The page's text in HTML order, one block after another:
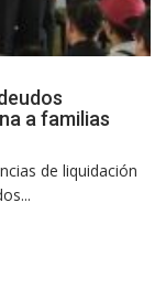
a familias
de liquidación